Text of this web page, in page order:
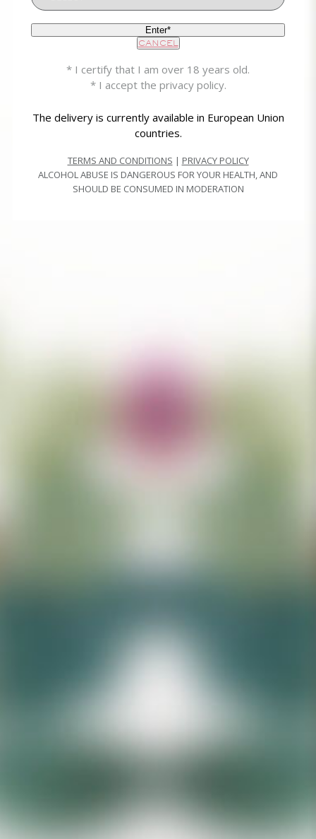
Enter*
CANCEL
* I certify that I am over 18 years old.
* I accept the privacy policy.
The delivery is currently available in European Union
countries.
TERMS AND CONDITIONS | PRIVACY POLICY
ALCOHOL ABUSE IS DANGEROUS FOR YOUR HEALTH, AND
SHOULD BE CONSUMED IN MODERATION